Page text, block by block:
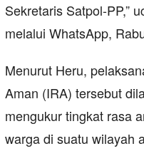
Sekretaris Satpol-PP,”
melalui WhatsApp,
Menurut Heru,
Aman (IRA) tersebut
mengukur tingkat rasa
warga di suatu wilayah